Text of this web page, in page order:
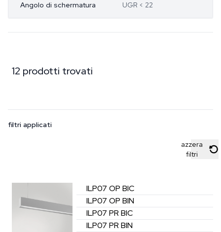
Angolo di schermatura UGR < 22
12 prodotti trovati
filtri applicati
azzera
filtri
ILP07 OP BIC
ILP07 OP BIN
ILP07 PR BIC
ILP07 PR BIN